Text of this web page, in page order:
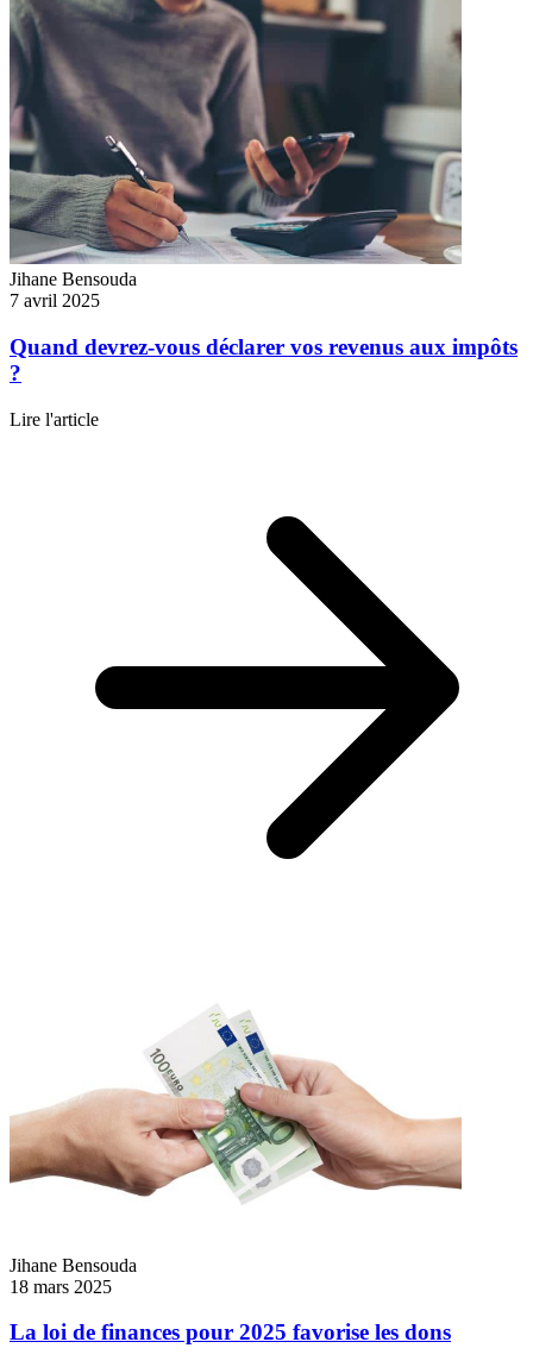
Jihane Bensouda
7 avril 2025
Quand devrez-vous déclarer vos revenus aux impôts
?
Lire l'article
Jihane Bensouda
18 mars 2025
La loi de finances pour 2025 favorise les dons